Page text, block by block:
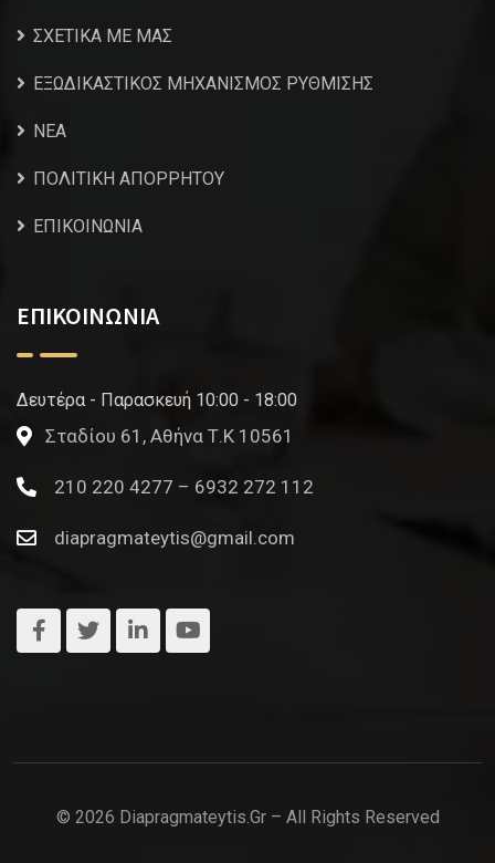
ΣΧΕΤΙΚΑ ΜΕ ΜΑΣ
ΕΞΩΔΙΚΑΣΤΙΚΟΣ ΜΗΧΑΝΙΣΜΟΣ ΡΥΘΜΙΣΗΣ
NEA
ΠΟΛΙΤΙΚΗ ΑΠΟΡΡΗΤΟΥ
ΕΠΙΚΟΙΝΩΝΙΑ
ΕΠΙΚΟΙΝΩΝΙΑ
Δευτέρα - Παρασκευή 10:00 - 18:00
Σταδίου 61, Αθήνα Τ.Κ 10561
210 220 4277 – 6932 272 112
diapragmateytis@gmail.com
© 2026 Diapragmateytis.gr – All Rights Reserved